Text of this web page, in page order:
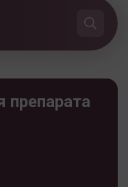
препарата